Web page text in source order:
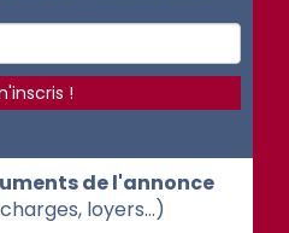
de l'annonce
loyers...)